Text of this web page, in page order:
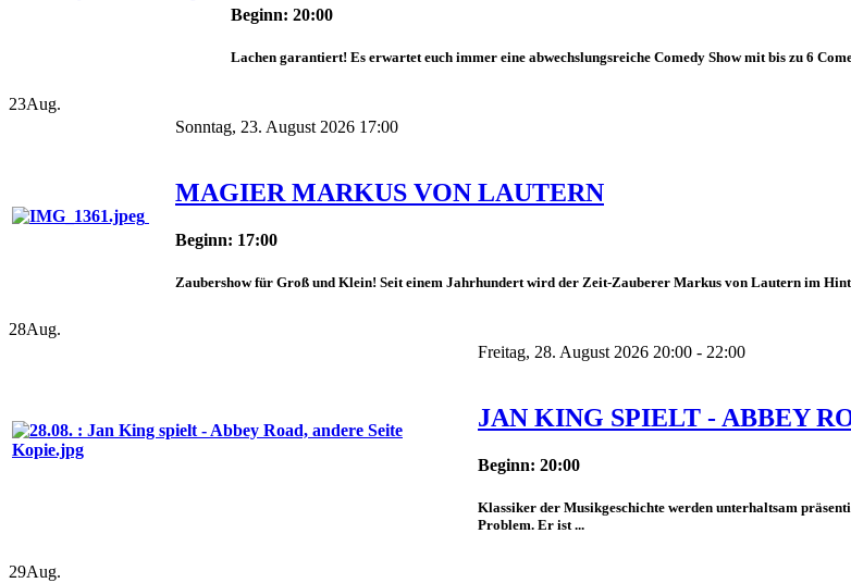
Beginn: 20:00
Lachen garantiert! Es erwartet euch immer eine abwechslungsreiche Comedy Show mit bis zu 6
23Aug.
Sonntag, 23. August 2026 17:00
MAGIER MARKUS VON LAUTERN
Beginn: 17:00
Zaubershow für Groß und Klein! Seit einem Jahrhundert wird der Zeit-Zauberer Markus von Lautern im
28Aug.
Freitag, 28. August 2026 20:00 - 22:00
JAN KING SPIELT - ABBEY
Beginn: 20:00
Klassiker der Musikgeschichte werden unterhaltsam
Problem. Er ist ...
29Aug.